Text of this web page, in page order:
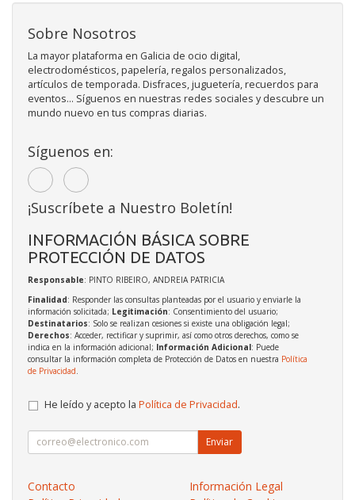
Sobre Nosotros
La mayor plataforma en Galicia de ocio digital,
electrodomésticos, papelería, regalos personalizados,
artículos de temporada. Disfraces, juguetería, recuerdos para
eventos... Síguenos en nuestras redes sociales y descubre un
mundo nuevo en tus compras diarias.
Síguenos en:
¡Suscríbete a Nuestro Boletín!
INFORMACIÓN BÁSICA SOBRE
PROTECCIÓN DE DATOS
Responsable: PINTO RIBEIRO, ANDREIA PATRICIA
Finalidad: Responder las consultas planteadas por el usuario y enviarle la
información solicitada; Legitimación: Consentimiento del usuario;
Destinatarios: Solo se realizan cesiones si existe una obligación legal;
Derechos: Acceder, rectificar y suprimir, así como otros derechos, como se
indica en la información adicional; Información Adicional: Puede
consultar la información completa de Protección de Datos en nuestra Política
de Privacidad
He leído y acepto la Política de Privacidad.
Enviar
Contacto
Información Legal